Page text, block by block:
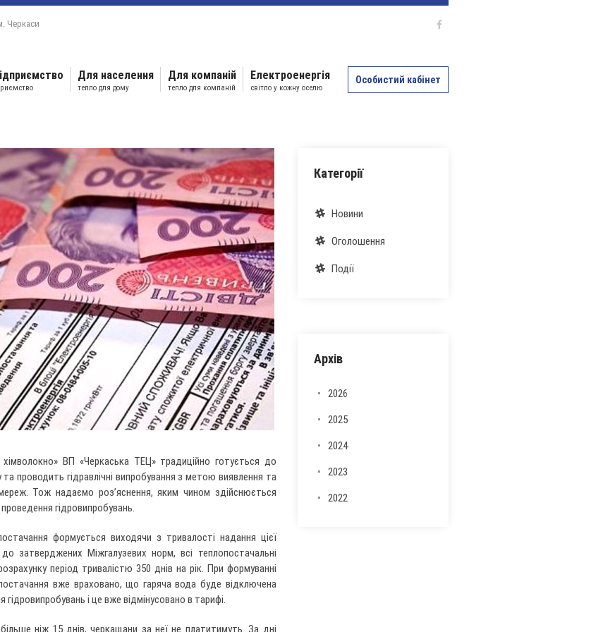
Черкаси
Особистий кабінет
Для населення
тепло для дому
Для компаній
тепло для компаній
Електроенергія
світло у кожну оселю
хімволокно» ВП «Черкаська ТЕЦ» традиційно готується до
проводить гідравлічні випробування з метою виявлення та
Тож надаємо роз’яснення, яким чином здійснюється
гідровипробувань.
формується виходячи з тривалості надання цієї
затверджених Міжгалузевих норм, всі теплопостачальні
період тривалістю 350 днів на рік. При формуванні
вже враховано, що гаряча вода буде відключена
і це вже відмінусовано в тарифі.
ніж 15 днів, черкащани за неї не платитимуть. За дні
Категорії
Новини
Оголошення
Події
Архів
2026
2025
2024
2023
2022